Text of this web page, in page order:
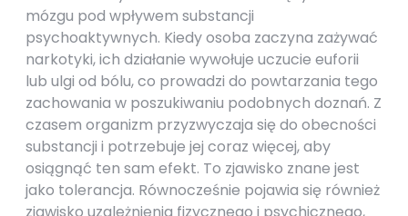
mózgu pod wpływem substancji
psychoaktywnych. Kiedy osoba zaczyna zażywać
narkotyki, ich działanie wywołuje uczucie euforii
lub ulgi od bólu, co prowadzi do powtarzania tego
zachowania w poszukiwaniu podobnych doznań. Z
czasem organizm przyzwyczaja się do obecności
substancji i potrzebuje jej coraz więcej, aby
osiągnąć ten sam efekt. To zjawisko znane jest
jako tolerancja. Równocześnie pojawia się również